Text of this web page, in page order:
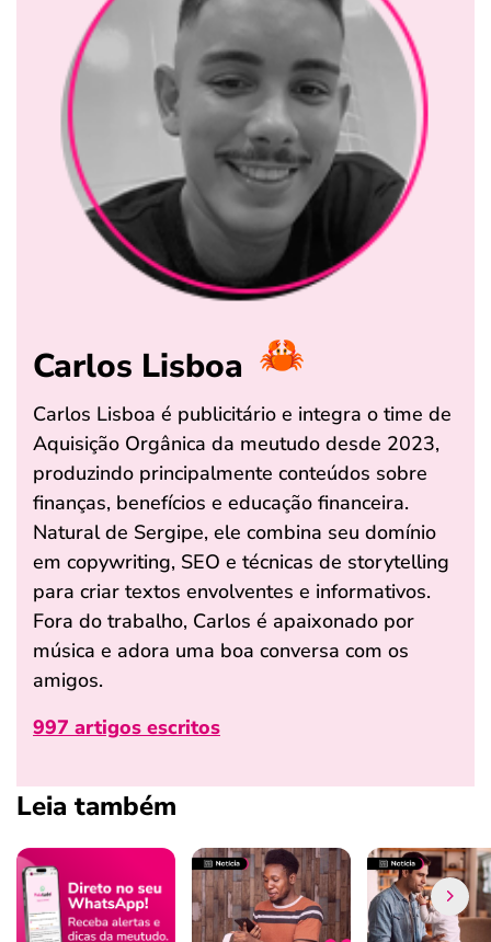
Carlos Lisboa
Carlos Lisboa é publicitário e integra o time de
Aquisição Orgânica da meutudo desde 2023,
produzindo principalmente conteúdos sobre
finanças, benefícios e educação financeira.
Natural de Sergipe, ele combina seu domínio
em copywriting, SEO e técnicas de storytelling
para criar textos envolventes e informativos.
Fora do trabalho, Carlos é apaixonado por
música e adora uma boa conversa com os
amigos.
997 artigos escritos
Leia também